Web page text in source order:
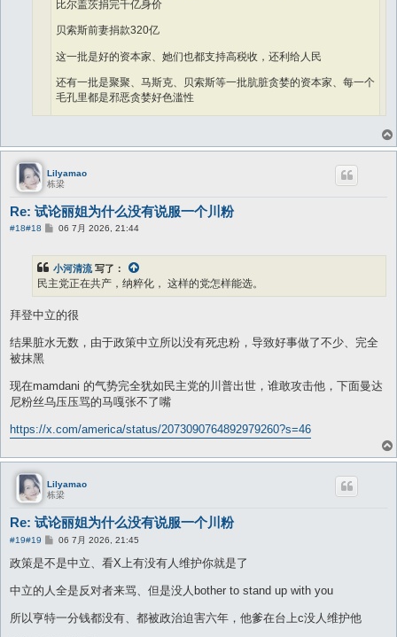
比尔盖茨捐完千亿身价
贝索斯前妻捐款320亿
这一批是好的资本家、她们也都支持高税收，还利给人民
还有一批是聚聚、马斯克、贝索斯等一批肮脏贪婪的资本家、每一个
毛孔里都是邪恶贪婪好色滥性
你这想法要不得。
只要富人的财富是通过合法途径取得的，他们就拥有对这些财产的绝对支
配权。捐不捐别人管不着，别人也没有权力说三道四。法律强制规定的是
纳税，而慈善完全遵从个人意愿。
更不能搞道德绑架。道德绑架的危害甚深、贻害无穷。一方面它破坏了社
击社会对追求财富和创新的积极性。其次它模糊了法律与道德的边界。 用
道德标准去强行替代法律规则，往往会导致社会舆论的滥用和不公正。
真正的慈善应该基于自愿，自愿的善行才最具价值。 比尔·盖茨、巴菲特
等人的慈善行为之所以受到尊敬，正是因为那是他们的自主选择，而非被
迫。
总之，我们可以赞赏那些主动回馈社会的富人，但绝不能去批判和绑架那
些选择保留自己财产的人。
Lilyamao
栋梁
Re: 试论丽姐为什么没有说服一个川粉
#18#18
帖
06 7月 2026, 21:44
小河清流写了：
民主党正在共产，纳粹化， 这样的党怎样能选。
拜登中立的很
结果脏水无数，由于政策中立所以没有死忠粉，导致好事做了不少、完全
被抹黑
现在mamdani 的气势完全犹如民主党的川普出世，谁敢攻击他，下面曼达
尼粉丝乌压压骂的马嘎张不了嘴
https://x.com/america/status/2073090764892979260?s=46
Lilyamao
栋梁
Re: 试论丽姐为什么没有说服一个川粉
#19#19
帖
06 7月 2026, 21:45
政策是不是中立、看X上有没有人维护你就是了
中立的人全是反对者来骂、但是没人bother to stand up with you
所以亨特一分钱都没有、都被政治迫害六年，他爹在台上c没人维护他